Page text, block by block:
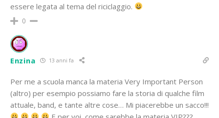
essere legata al tema del riciclaggio.
0
Enzina 13 anni fa
Per me a scuola manca la materia Very Important Person
(altro) per esempio possiamo fare la storia di qualche film
attuale, band, e tante altre cose… Mi piacerebbe un sacco!!!